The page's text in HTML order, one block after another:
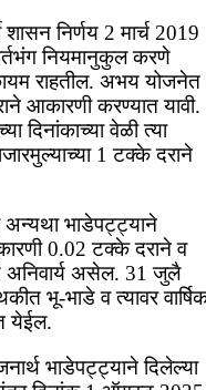
निर्णय 2 मार्च 2019
नियमानुकुल करणे
राहतील. अभय योजनेत
आकारणी करण्यात यावी.
दिनांकाच्या वेळी त्या
1 टक्के दराने
व अन्यथा भाडेपट्ट्याने
0.02 टक्के दराने व
अनिवार्य असेल. 31 जुलै
भू-भाडे व त्यावर
येईल.
भाडेपट्ट्याने दिलेल्या